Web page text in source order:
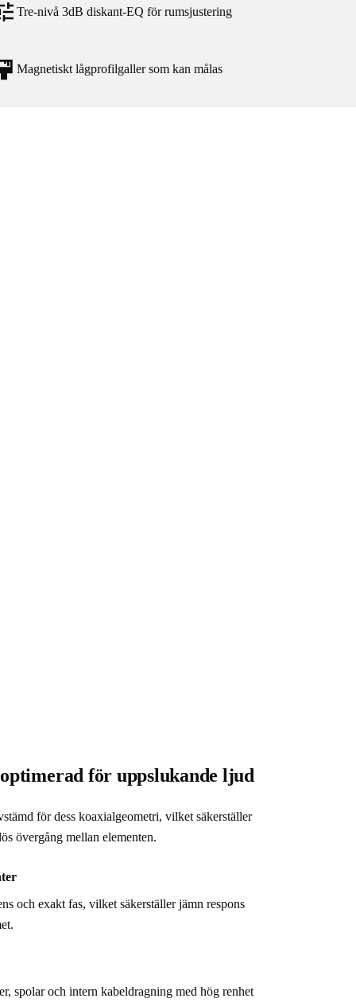
Tre-nivå 3dB diskant-EQ för rumsjustering
Magnetiskt lågprofilgaller som kan målas
för uppslukande ljud
för dess koaxialgeometri, vilket säkerställer
övergång mellan elementen.
och exakt fas, vilket säkerställer jämn respons
spolar och intern kabeldragning med hög renhet